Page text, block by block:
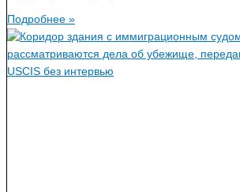
Подробнее »